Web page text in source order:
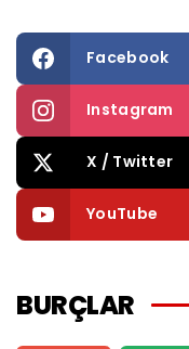
Facebook
Instagram
X / Twitter
YouTube
BURÇLAR